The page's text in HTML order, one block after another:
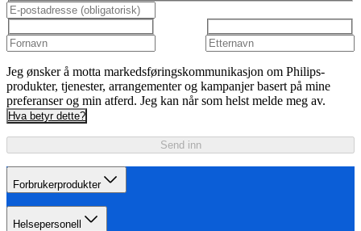
Jeg ønsker å motta markedsføringskommunikasjon om Philips-
produkter, tjenester, arrangementer og kampanjer basert på mine
preferanser og min atferd. Jeg kan når som helst melde meg av.
Hva betyr dette?
Send inn
Forbrukerprodukter
Helsepersonell